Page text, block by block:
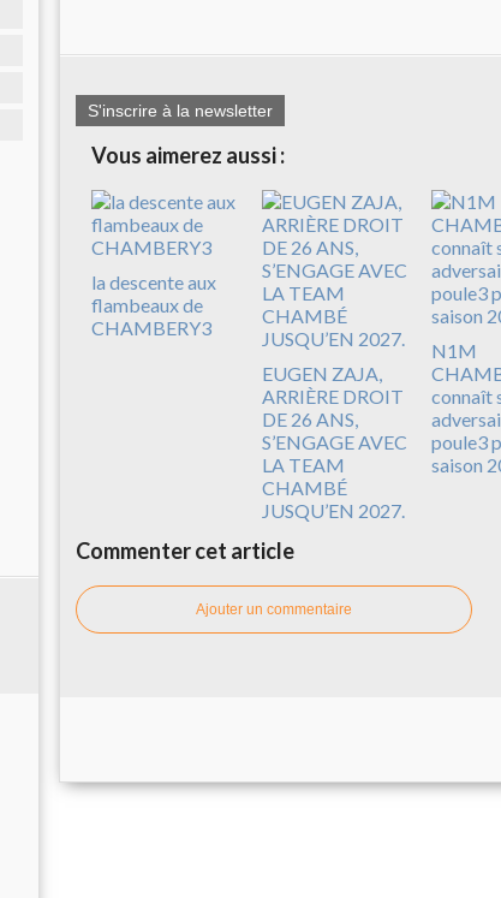
S'inscrire à la newsletter
Vous aimerez aussi :
la descente aux
flambeaux de
CHAMBERY3
EUGEN ZAJA,
ARRIÈRE DROIT
DE 26 ANS,
S’ENGAGE AVEC
LA TEAM
CHAMBÉ
JUSQU’EN 2027.
N1M
connaît
poule3
saison
Commenter cet article
Ajouter un commentaire